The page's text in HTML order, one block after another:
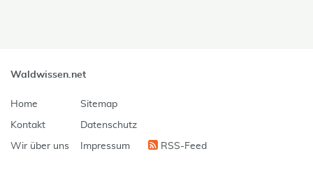
Waldwissen.net
Home
Kontakt
Wir über uns
Sitemap
Datenschutz
Impressum RSS-Feed